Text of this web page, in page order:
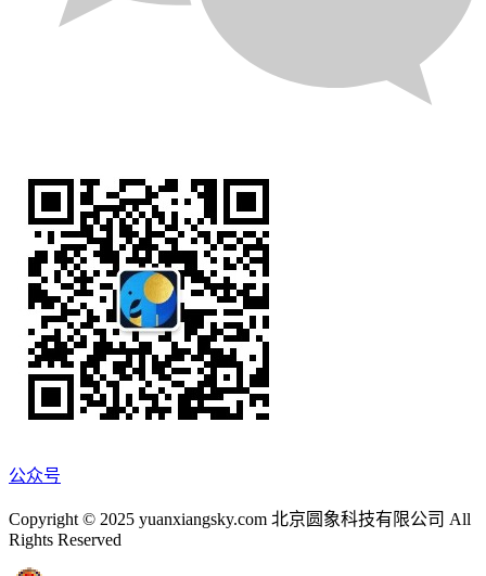
公众号
Copyright © 2025 yuanxiangsky.com 北京圆象科技有限公司 All
Rights Reserved